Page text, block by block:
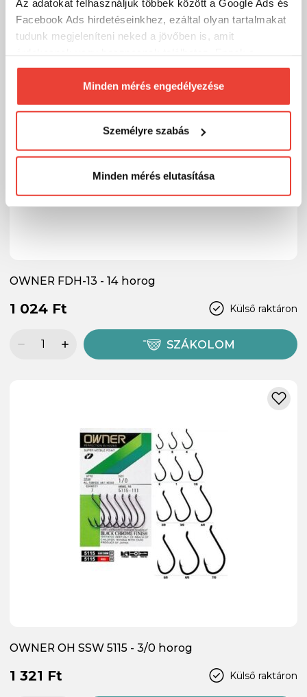
Az adatokat felhasználjuk többek között a Google Ads és
Facebook Ads hirdetéseinkhez, ezáltal olyan tartalmakat
tudunk megjeleníteni neked a jövőben is, amit
biztosításához arra kérünk, hogy engedd meg
számunkra minden mérés használatát.
Természetesensoha semmilyen formában nem fogunk
megváltoztathatod a döntésed ezzel kapcsolatban.
Előre is köszönjük!
Minden mérés engedélyezése
Személyre szabás
Minden mérés elutasítása
OWNER FDH-13 - 14 horog
Külső raktáron
1 024 Ft
SZÁKOLOM
OWNER OH SSW 5115 - 3/0 horog
Külső raktáron
1 321 Ft